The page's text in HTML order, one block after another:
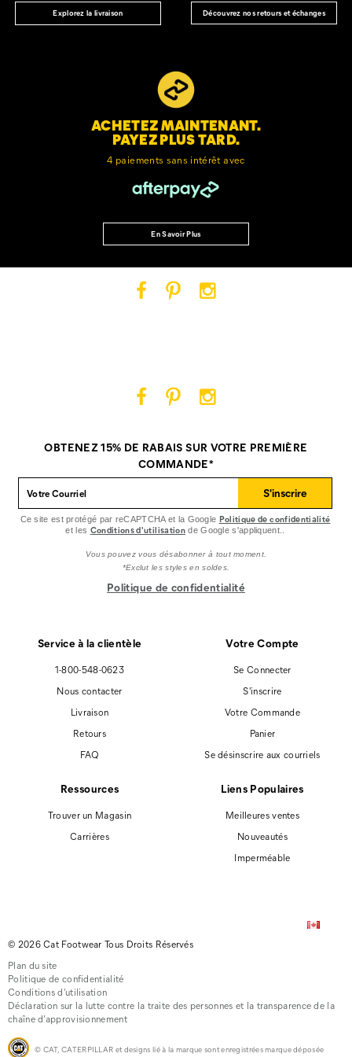
Explorez la livraison Découvrez nos retours et échanges
ACHETEZ MAINTENANT.
PAYEZ PLUS TARD.
4 paiements sans intérêt avec
En Savoir Plus
Service à la clientèle
1-800-548-0623
Nous contacter
Livraison
Retours
FAQ
Votre Compte
Se Connecter
S'inscrire
Votre Commande
Panier
Se désinscrire aux courriels
Ressources
Trouver un Magasin
Carrières
Liens Populaires
Meilleures ventes
Nouveautés
Imperméable
sur
Facebook
sur
Pinterest
sur
Instagram
OBTENEZ 15% DE RABAIS SUR VOTRE PREMIÈRE
COMMANDE*
S'inscrire
Ce site est protégé par reCAPTCHA et la Google Politique de confidentialité
et les Conditions d'utilisation de Google s'appliquent..
Vous pouvez vous désabonner à tout moment.
*Exclut les styles en soldes.
Politique de confidentialité
© 2026 Cat Footwear Tous Droits Réservés
Plan du site
Politique de confidentialité
Conditions d'utilisation
Déclaration sur la lutte contre la traite des personnes et la transparence de la
chaîne d’approvisionnement
© CAT, CATERPILLAR et designs lié à la marque sont enregistrées marque déposée